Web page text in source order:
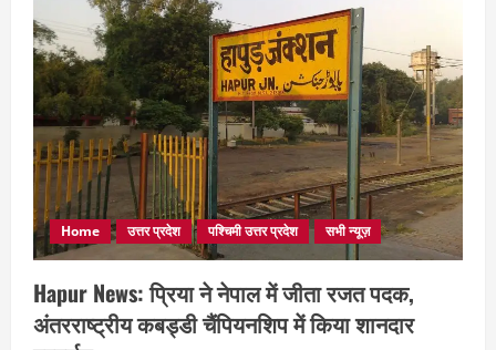
Home उत्तर प्रदेश पश्चिमी उत्तर प्रदेश सभी न्यूज़
Hapur News: प्रिया ने नेपाल में जीता रजत पदक,
अंतरराष्ट्रीय कबड्डी चैंपियनशिप में किया शानदार